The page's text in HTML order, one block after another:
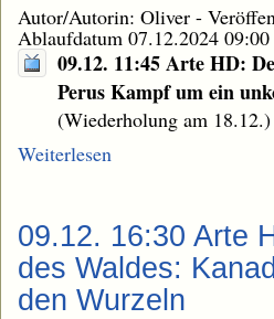
Autor/Autorin: Oliver -
Ablaufdatum 07.12.2024 09:00
09.12. 11:45 Arte HD:
Perus Kampf um ein
(Wiederholung am 18.12.)
Weiterlesen
09.12. 16:30 Arte
des Waldes:
den Wurzeln